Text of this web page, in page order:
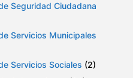
Seguridad Ciudadana
Servicios Municipales
Servicios Sociales (2)